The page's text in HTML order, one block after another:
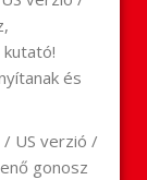
kutató!
és
US verzió /
gonosz